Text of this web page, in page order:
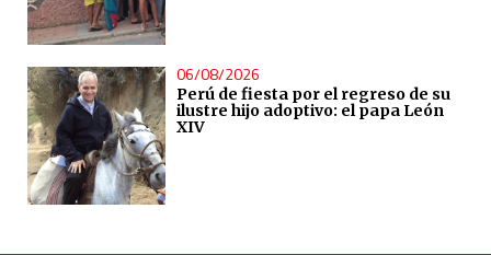
06/08/2026
Perú de fiesta por el regreso de su
ilustre hijo adoptivo: el papa León
XIV